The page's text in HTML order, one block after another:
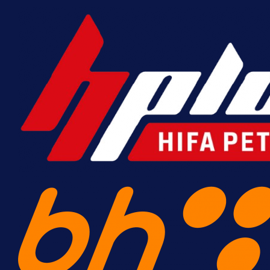
MrBit: Isprati kvalifikacije za
17 h 6 min